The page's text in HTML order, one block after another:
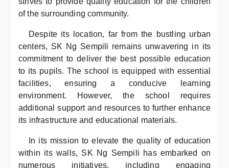
of the surrounding community.
Despite its location, far from the bustling urban
centers, SK Ng Sempili remains unwavering in its
commitment to deliver the best possible education
to its pupils. The school is equipped with essential
facilities, ensuring a conducive learning
environment. However, the school requires
additional support and resources to further enhance
its infrastructure and educational materials.
In its mission to elevate the quality of education
within its walls, SK Ng Sempili has embarked on
numerous initiatives, including engaging